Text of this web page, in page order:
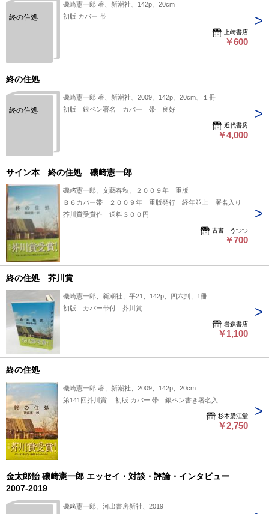
終の住処
磯崎憲一郎 著、新潮社、142p、20cm
初版 カバー 帯
上崎書店
￥600
終の住処
終の住処
磯崎憲一郎 著、新潮社、2009、142p、20cm、１冊
初版 銀ペン署名 カバー 帯 良好
近代書房
￥4,000
サイン本 終の住処 磯﨑憲一郎
磯﨑憲一郎、文藝春秋、２００９年 重版
Ｂ６カバー帯 ２００９年 重版発行 経年並上 署名入り
芥川賞受賞作 送料３００円
古書 うつつ
￥700
終の住処 芥川賞
磯崎憲一郎、新潮社、平21、142p、四六判、1冊
初版 カバー帯付 芥川賞
岩森書店
￥1,100
終の住処
磯崎憲一郎 著、新潮社、2009、142p、20cm
第141回芥川賞 初版 カバー 帯 銀ペン書き署名入
杉本梁江堂
￥2,750
金太郎飴 磯﨑憲一郎 エッセイ・対談・評論・インタビュー
2007-2019
磯﨑憲一郎、河出書房新社、2019